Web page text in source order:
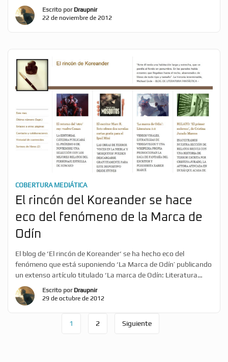
se vuelven reales.’ En ella no sólo se detalla la trama del libro
sino se repasa todo el universo online unido al libro. […]
Escrito por Draupnir
22 de noviembre de 2012
COBERTURA MEDIÁTICA
El rincón del Koreander se hace
eco del fenómeno de la Marca de
Odín
El blog de ‘El rincón de Koreander‘ se ha hecho eco del
fenómeno que está suponiendo ‘La Marca de Odín’ publicando
un extenso artículo titulado ‘La marca de Odín: Literatura
2.0’, en el que se hace eco no sólo del libro, sino de todo el
proyecto y universo construidos a su alrededor. Si queréis leer
el artículo […]
Escrito por Draupnir
29 de octubre de 2012
1 2 Siguiente